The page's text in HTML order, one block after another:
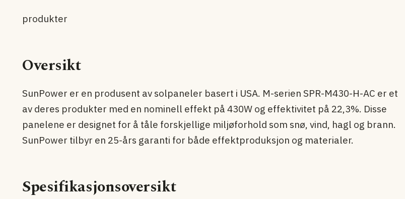
produkter
Oversikt
SunPower er en produsent av solpaneler basert i USA. M-serien SPR-M430-H-AC er et
av deres produkter med en nominell effekt på 430W og effektivitet på 22,3%. Disse
panelene er designet for å tåle forskjellige miljøforhold som snø, vind, hagl og brann.
SunPower tilbyr en 25-års garanti for både effektproduksjon og materialer.
Spesifikasjonsoversikt